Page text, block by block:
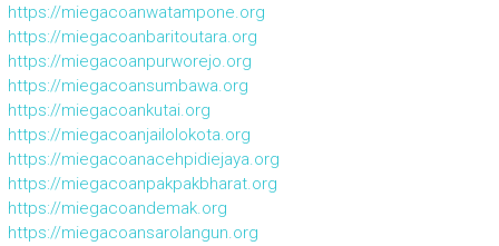
https://miegacoanwatampone.org
https://miegacoanbaritoutara.org
https://miegacoanpurworejo.org
https://miegacoansumbawa.org
https://miegacoankutai.org
https://miegacoanjailolokota.org
https://miegacoanacehpidiejaya.org
https://miegacoanpakpakbharat.org
https://miegacoandemak.org
https://miegacoansarolangun.org